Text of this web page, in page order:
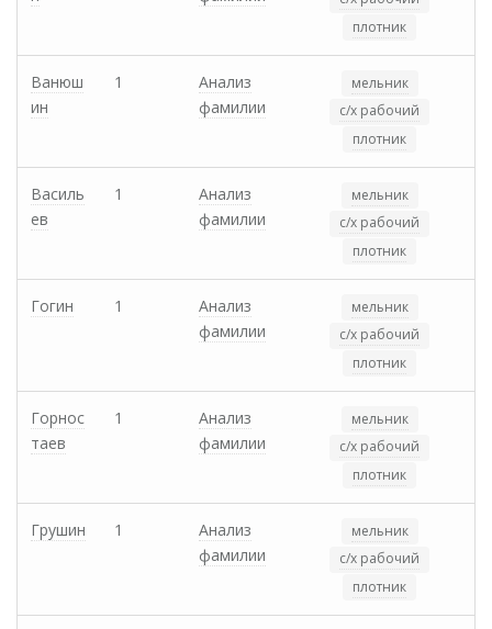
плотник
Ванюш
ин
1
Анализ
фамилии
мельник
с/х рабочий
плотник
Василь
ев
1
Анализ
фамилии
мельник
с/х рабочий
плотник
Гогин 1
Анализ
фамилии
мельник
с/х рабочий
плотник
Горнос
таев
1
Анализ
фамилии
мельник
с/х рабочий
плотник
Грушин 1
Анализ
фамилии
мельник
с/х рабочий
плотник